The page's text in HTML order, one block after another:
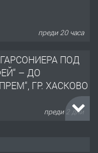
преди 20 часа
ПОД
– ДО
ГР. ХАСКОВО
преди 2 дни